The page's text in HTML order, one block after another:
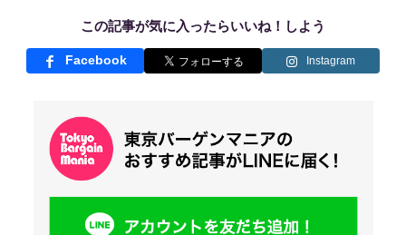
この記事が気に入ったらいいね！しよう
Facebook Instagram